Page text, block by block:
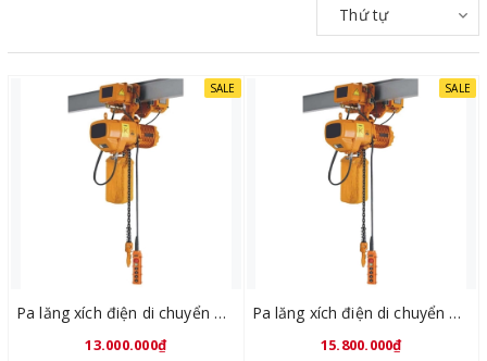
Thứ tự
SALE
Pa lăng xích điện di chuyển KYOTO 500kg x 6 mét HHTV 0.5-01D
13.000.000₫
SALE
Pa lăng xích điện di chuyển KYOTO 1 tấn x 6 mét HHTV 01-01D
15.800.000₫